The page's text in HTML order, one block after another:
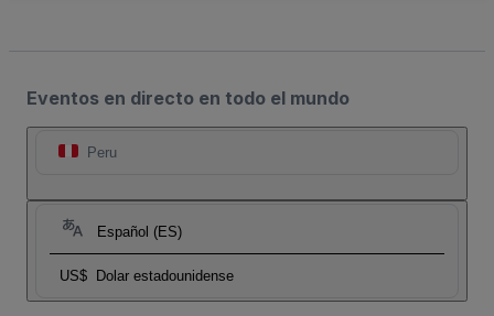
Eventos en directo en todo el mundo
Peru
Español (ES)
US$ Dolar estadounidense